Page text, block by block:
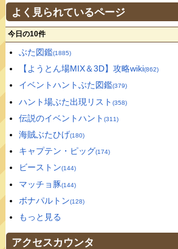
よく見られているページ
今日の10件
ぶた図鑑(1885)
【ようとん場MIX＆3D】攻略wiki(862)
イベントハントぶた図鑑(379)
ハント場ぶた出現リスト (358)
伝説のイベントハント (311)
海賊ぶたひげ(180)
キャプテン・ピッグ(174)
ビーストン(144)
マッチョ豚(144)
ボナパルトン(128)
もっと見る
アクセスカウンタ